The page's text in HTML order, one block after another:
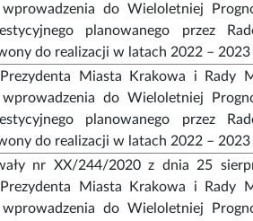
wprowadzenia do Wieloletniej
planowanego przez
do realizacji w latach 2022 – 2023
Miasta Krakowa i Rady
wprowadzenia do Wieloletniej
planowanego przez
do realizacji w latach 2022 – 2023
nr XX/244/2020 z dnia 25
Miasta Krakowa i Rady
wprowadzenia do Wieloletniej